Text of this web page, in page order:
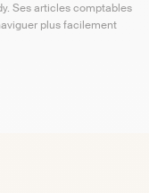
Ses articles comptables
plus facilement